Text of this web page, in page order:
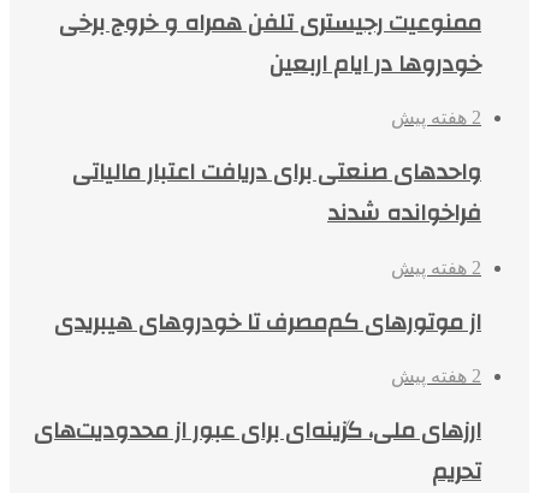
ممنوعیت رجیستری تلفن همراه و خروج برخی
خودروها در ایام اربعین
2 هفته پیش
واحدهای صنعتی برای دریافت اعتبار مالیاتی
فراخوانده شدند
2 هفته پیش
از موتورهای کم‌مصرف تا خودروهای هیبریدی
2 هفته پیش
ارزهای ملی، گزینه‌ای برای عبور از محدودیت‌های
تحریم